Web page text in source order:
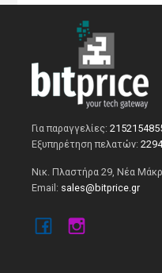
Για παραγγελίες:
Εξυπηρέτηση πελατών:
Νικ. Πλαστήρα 29, Νέα
Email: sales@bitprice.gr